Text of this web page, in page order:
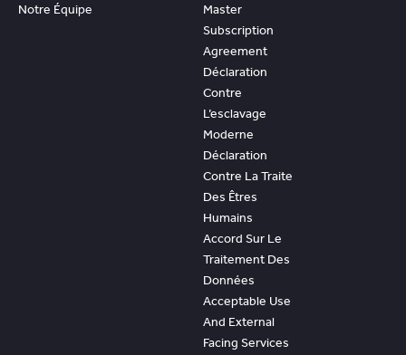
Notre Équipe
Master
Subscription
Agreement
Déclaration
Contre
L’esclavage
Moderne
Déclaration
Contre La Traite
Des Êtres
Humains
Accord Sur Le
Traitement Des
Données
Acceptable Use
And External
Facing Services